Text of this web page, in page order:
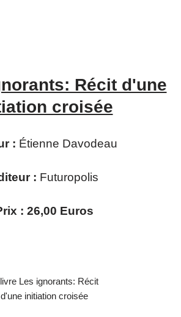
Récit d'une
croisée
: Étienne Davodeau
: Futuropolis
: 26,00 Euros